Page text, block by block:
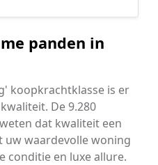
panden in
koopkrachtklasse is er
De 9.280
dat kwaliteit een
uw waardevolle woning
conditie en luxe allure.